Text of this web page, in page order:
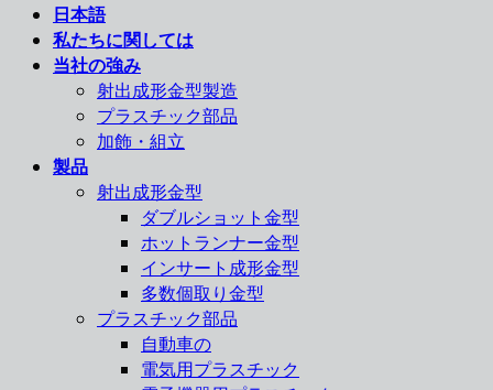
日本語
私たちに関しては
当社の強み
射出成形金型製造
プラスチック部品
加飾・組立
製品
射出成形金型
ダブルショット金型
ホットランナー金型
インサート成形金型
多数個取り金型
プラスチック部品
自動車の
電気用プラスチック